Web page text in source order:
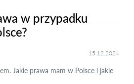
w przypadku
15.12.2024
Jakie prawa mam w Polsce i jakie